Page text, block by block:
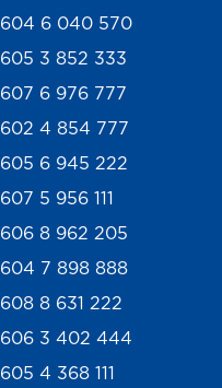
604 6 040 570
605 3 852 333
607 6 976 777
602 4 854 777
605 6 945 222
607 5 956 111
606 8 962 205
604 7 898 888
608 8 631 222
606 3 402 444
605 4 368 111